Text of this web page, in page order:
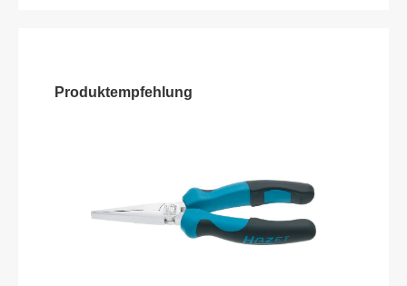
Produktempfehlung